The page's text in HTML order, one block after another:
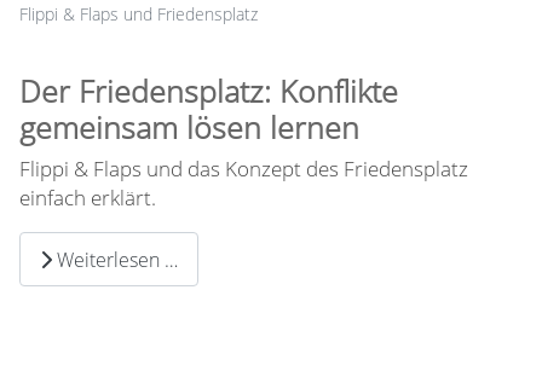
Flippi & Flaps und Friedensplatz
Der Friedensplatz: Konflikte
gemeinsam lösen lernen
Flippi & Flaps und das Konzept des Friedensplatz
einfach erklärt.
Weiterlesen …